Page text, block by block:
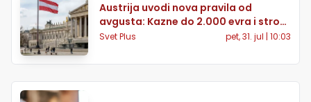
Austrija uvodi nova pravila od
avgusta: Kazne do 2.000 evra i strože
obaveze za AI sadržaj
Svet Plus pet, 31. jul | 10:03